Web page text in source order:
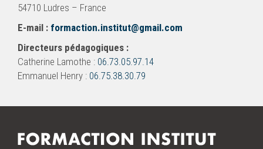
54710 Ludres – France
E-mail : formaction.institut@gmail.com
Directeurs pédagogiques :
Catherine Lamothe : 06.73.05.97.14
Emmanuel Henry : 06.75.38.30.79